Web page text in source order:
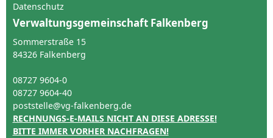
Datenschutz
Verwaltungsgemeinschaft Falkenberg
Sommerstraße 15
84326 Falkenberg
08727 9604-0
08727 9604-40
poststelle@vg-falkenberg.de
RECHNUNGS-E-MAILS NICHT AN DIESE ADRESSE!
BITTE IMMER VORHER NACHFRAGEN!